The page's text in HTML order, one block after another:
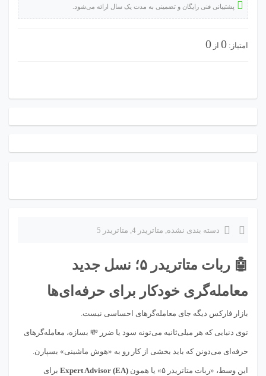
پشتیبانی فنی رایگان و تضمینی به مدت یک سال ارائه می‌شود.
امتیاز: 0 از 0
دسته بندی نشده, متاتريدر 4 , متاتريدر 5
🤖 ربات متاتریدر ۵؛ نسل جدید
معامله‌گری خودکار برای حرفه‌ای‌ها
بازار فارکس دیگه جای معامله‌گرهای احساسی نیست.
توی دنیایی که هر میلی‌ثانیه می‌تونه سود یا ضرر 💸 بسازه، معامله‌گرهای
حرفه‌ای می‌دونن که باید بخشی از کار رو به «هوش ماشینی» بسپارن.
این وسط، «ربات متاتریدر ۵» یا همون Expert Advisor (EA) برای